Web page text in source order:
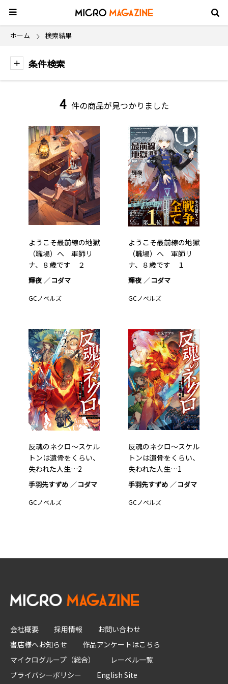
ホーム 検索結果
条件検索
4 件の商品が見つかりました
ようこそ最前線の地獄
（職場）へ 軍師リ
ナ、８歳です ２
輝夜 コダマ
GCノベルズ
ようこそ最前線の地獄
（職場）へ 軍師リ
ナ、８歳です １
輝夜 コダマ
GCノベルズ
反魂のネクロ～スケル
トンは遺骨をくらい、
失われた人生…2
手羽先すずめ コダマ
GCノベルズ
反魂のネクロ～スケル
トンは遺骨をくらい、
失われた人生…1
手羽先すずめ コダマ
GCノベルズ
会社概要 採用情報
お問い合わせ
書店様へお知らせ
作品アンケートはこちら
マイクログループ（総合）
レーベル一覧
プライバシーポリシー
English Site